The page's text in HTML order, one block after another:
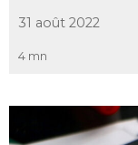
31 août 2022
4 mn